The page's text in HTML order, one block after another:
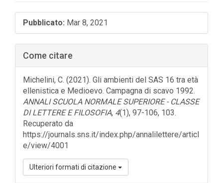
Barra
laterale
dell'articolo
Pubblicato: Mar 8, 2021
Come citare
Michelini, C. (2021). Gli ambienti del SAS 16 tra età
ellenistica e Medioevo. Campagna di scavo 1992.
ANNALI SCUOLA NORMALE SUPERIORE - CLASSE
DI LETTERE E FILOSOFIA, 4(1), 97-106, 103.
Recuperato da
https://journals.sns.it/index.php/annalilettere/articl
e/view/4001
Ulteriori formati di citazione